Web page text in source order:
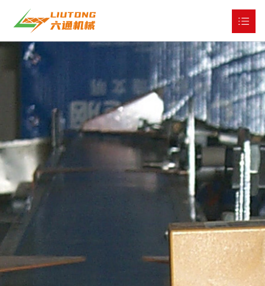
网站首页

产品展示 
工程与服务 
公司新闻 
全球市场 
人才战略 
联系我们 
0757-85773493